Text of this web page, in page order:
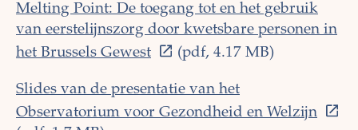
Melting Point: De toegang tot en het gebruik
van eerstelijnszorg door kwetsbare personen in
het Brussels Gewest
(pdf, 4.17 MB)
Slides van de presentatie van het
Observatorium voor Gezondheid en Welzijn